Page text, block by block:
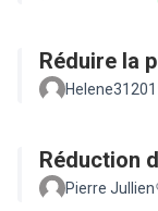
Réduire la
Helene31201
Réduction
Pierre Jullien